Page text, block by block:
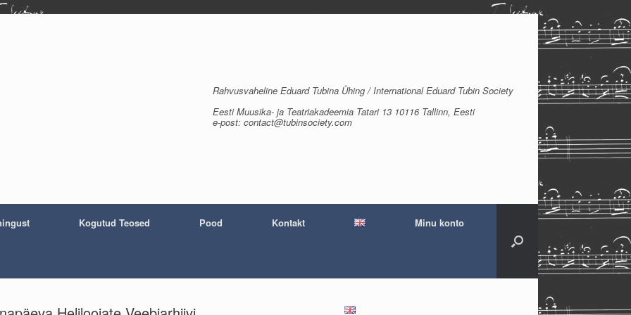
Rahvusvaheline Eduard Tubina Ühing / International Eduard Tubin Society
Eesti Muusika- ja Teatriakadeemia Tatari 13 10116 Tallinn, Eesti
e-post: contact@tubinsociety.com
Kogutud Teosed Pood Kontakt Minu konto